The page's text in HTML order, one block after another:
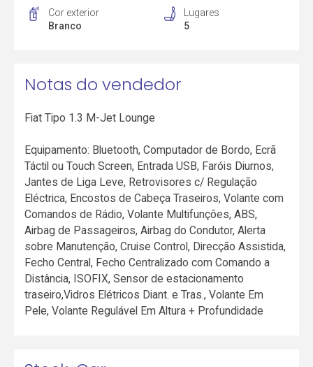
Cor exterior
Branco
Lugares
5
Notas do vendedor
Fiat Tipo 1.3 M-Jet Lounge
Equipamento: Bluetooth, Computador de Bordo, Ecrã
Táctil ou Touch Screen, Entrada USB, Faróis Diurnos,
Jantes de Liga Leve, Retrovisores c/ Regulação
Eléctrica, Encostos de Cabeça Traseiros, Volante com
Comandos de Rádio, Volante Multifunções, ABS,
Airbag de Passageiros, Airbag do Condutor, Alerta
sobre Manutenção, Cruise Control, Direcção Assistida,
Fecho Central, Fecho Centralizado com Comando a
Distância, ISOFIX, Sensor de estacionamento
traseiro,Vidros Elétricos Diant. e Tras., Volante Em
Pele, Volante Regulável Em Altura + Profundidade